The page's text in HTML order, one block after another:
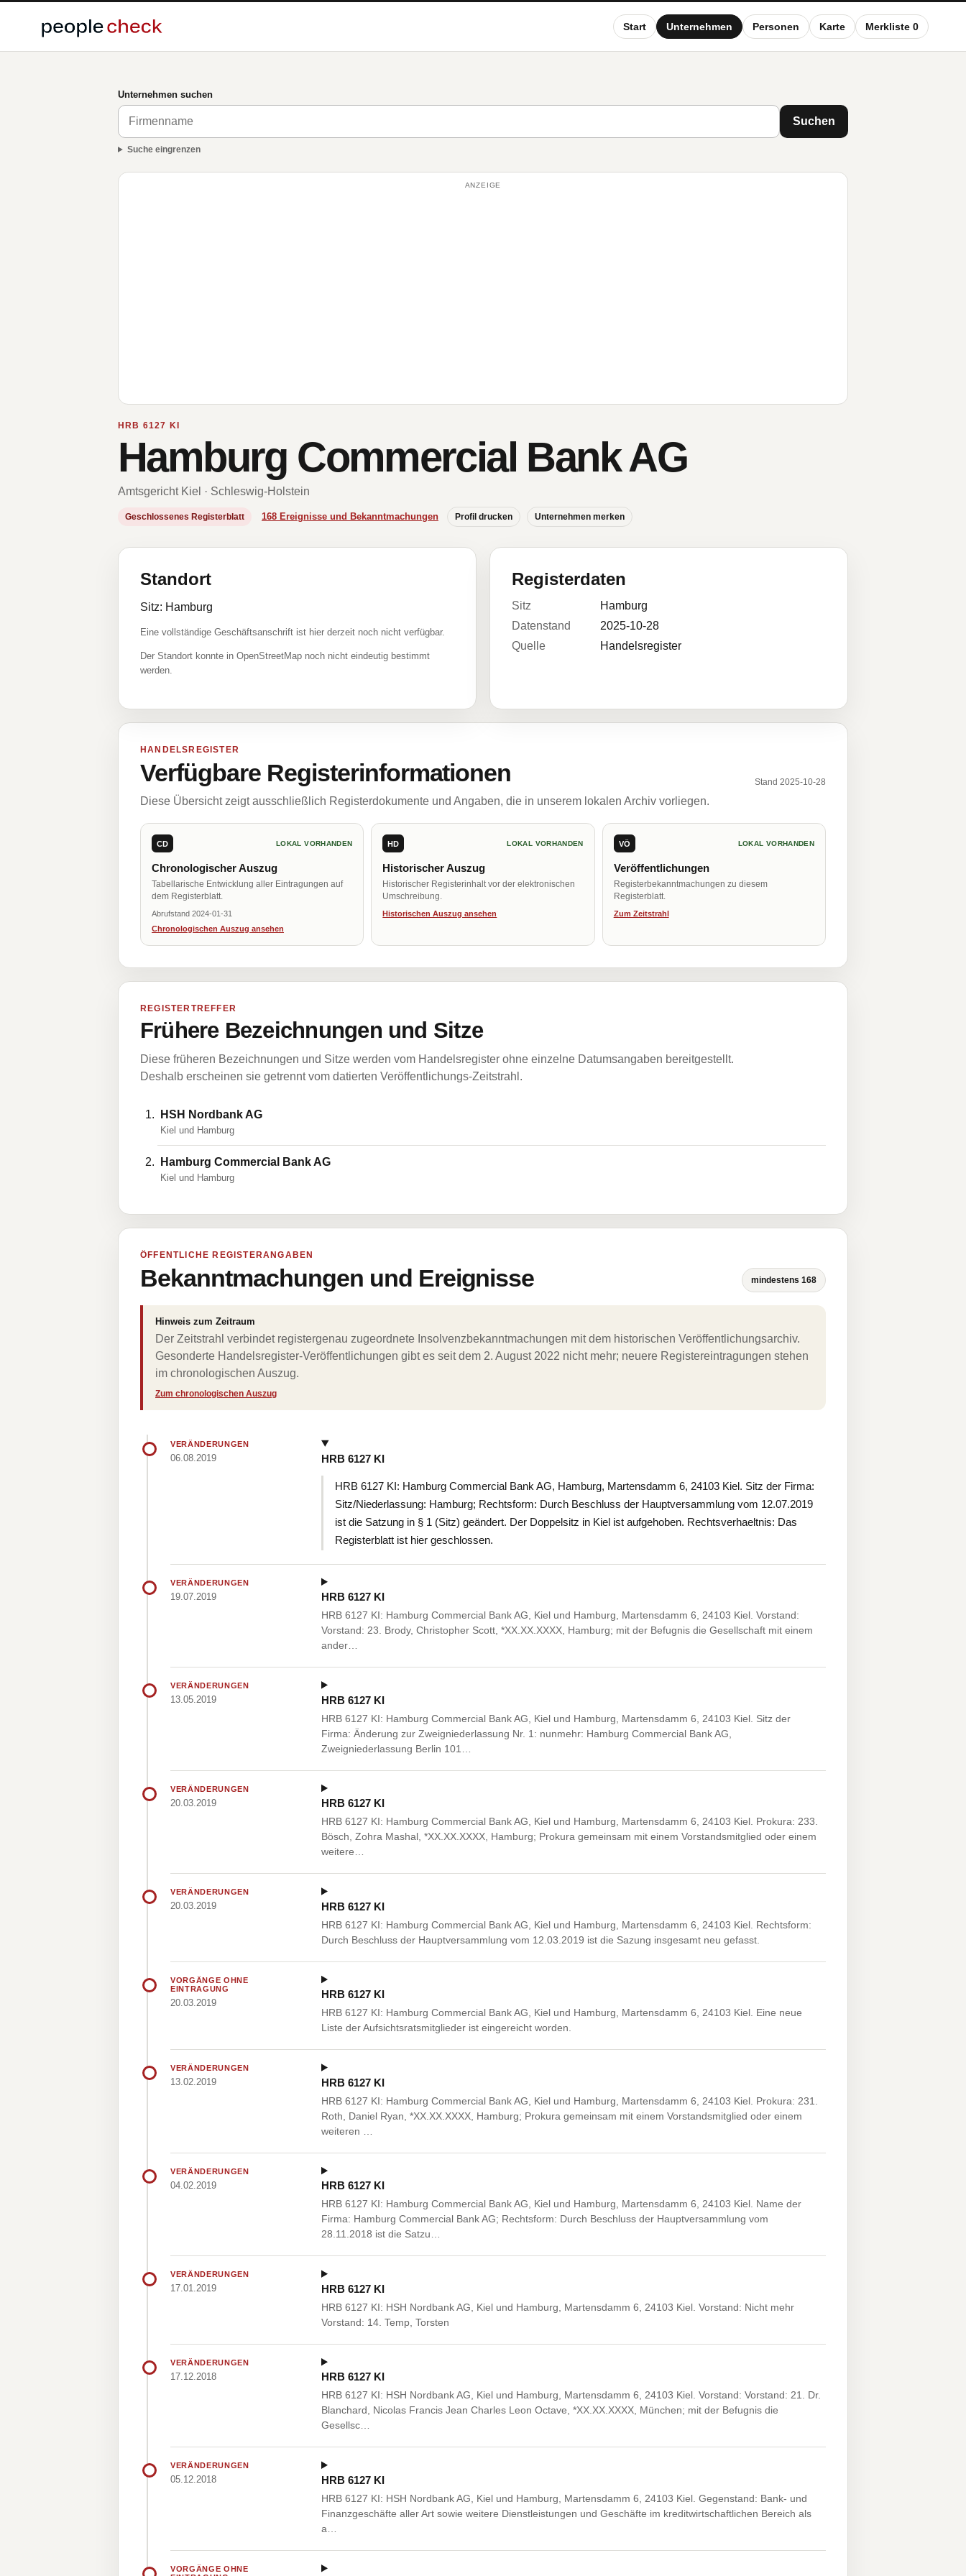
Start Unternehmen Personen Karte Merkliste 0
Unternehmen suchen
Suchen
Suche eingrenzen
ANZEIGE
HRB 6127 KI
Hamburg Commercial Bank AG
Amtsgericht Kiel · Schleswig-Holstein
Geschlossenes Registerblatt 168 Ereignisse und Bekanntmachungen Profil drucken Unternehmen merken
Standort
Sitz: Hamburg
Eine vollständige Geschäftsanschrift ist hier derzeit noch nicht verfügbar.
Der Standort konnte in OpenStreetMap noch nicht eindeutig bestimmt
werden.
Registerdaten
Sitz
Hamburg
Datenstand
2025-10-28
Quelle
Handelsregister
HANDELSREGISTER
Verfügbare Registerinformationen Stand 2025-10-28
Diese Übersicht zeigt ausschließlich Registerdokumente und Angaben, die in unserem lokalen Archiv vorliegen.
CD LOKAL VORHANDEN
Chronologischer Auszug
Tabellarische Entwicklung aller Eintragungen auf
dem Registerblatt.
Abrufstand 2024-01-31
Chronologischen Auszug ansehen
HD LOKAL VORHANDEN
Historischer Auszug
Historischer Registerinhalt vor der elektronischen
Umschreibung.
Historischen Auszug ansehen
VÖ LOKAL VORHANDEN
Veröffentlichungen
Registerbekanntmachungen zu diesem
Registerblatt.
Zum Zeitstrahl
REGISTERTREFFER
Frühere Bezeichnungen und Sitze
Diese früheren Bezeichnungen und Sitze werden vom Handelsregister ohne einzelne Datumsangaben bereitgestellt.
Deshalb erscheinen sie getrennt vom datierten Veröffentlichungs-Zeitstrahl.
HSH Nordbank AG
Kiel und Hamburg
Hamburg Commercial Bank AG
Kiel und Hamburg
ÖFFENTLICHE REGISTERANGABEN
Bekanntmachungen und Ereignisse mindestens 168
Hinweis zum Zeitraum
Der Zeitstrahl verbindet registergenau zugeordnete Insolvenzbekanntmachungen mit dem historischen Veröffentlichungsarchiv.
Gesonderte Handelsregister-Veröffentlichungen gibt es seit dem 2. August 2022 nicht mehr; neuere Registereintragungen stehen
im chronologischen Auszug.
Zum chronologischen Auszug
VERÄNDERUNGEN
06.08.2019 HRB 6127 KI
HRB 6127 KI: Hamburg Commercial Bank AG, Hamburg, Martensdamm 6, 24103 Kiel. Sitz der Firma:
Sitz/Niederlassung: Hamburg; Rechtsform: Durch Beschluss der Hauptversammlung vom 12.07.2019
ist die Satzung in § 1 (Sitz) geändert. Der Doppelsitz in Kiel ist aufgehoben. Rechtsverhaeltnis: Das
Registerblatt ist hier geschlossen.
VERÄNDERUNGEN
19.07.2019 HRB 6127 KI
HRB 6127 KI: Hamburg Commercial Bank AG, Kiel und Hamburg, Martensdamm 6, 24103 Kiel. Vorstand:
Vorstand: 23. Brody, Christopher Scott, *XX.XX.XXXX, Hamburg; mit der Befugnis die Gesellschaft mit einem
ander…
VERÄNDERUNGEN
13.05.2019 HRB 6127 KI
HRB 6127 KI: Hamburg Commercial Bank AG, Kiel und Hamburg, Martensdamm 6, 24103 Kiel. Sitz der
Firma: Änderung zur Zweigniederlassung Nr. 1: nunmehr: Hamburg Commercial Bank AG,
Zweigniederlassung Berlin 101…
VERÄNDERUNGEN
20.03.2019 HRB 6127 KI
HRB 6127 KI: Hamburg Commercial Bank AG, Kiel und Hamburg, Martensdamm 6, 24103 Kiel. Prokura: 233.
Bösch, Zohra Mashal, *XX.XX.XXXX, Hamburg; Prokura gemeinsam mit einem Vorstandsmitglied oder einem
weitere…
VERÄNDERUNGEN
20.03.2019 HRB 6127 KI
HRB 6127 KI: Hamburg Commercial Bank AG, Kiel und Hamburg, Martensdamm 6, 24103 Kiel. Rechtsform:
Durch Beschluss der Hauptversammlung vom 12.03.2019 ist die Sazung insgesamt neu gefasst.
VORGÄNGE OHNE
EINTRAGUNG
20.03.2019
HRB 6127 KI
HRB 6127 KI: Hamburg Commercial Bank AG, Kiel und Hamburg, Martensdamm 6, 24103 Kiel. Eine neue
Liste der Aufsichtsratsmitglieder ist eingereicht worden.
VERÄNDERUNGEN
13.02.2019 HRB 6127 KI
HRB 6127 KI: Hamburg Commercial Bank AG, Kiel und Hamburg, Martensdamm 6, 24103 Kiel. Prokura: 231.
Roth, Daniel Ryan, *XX.XX.XXXX, Hamburg; Prokura gemeinsam mit einem Vorstandsmitglied oder einem
weiteren …
VERÄNDERUNGEN
04.02.2019 HRB 6127 KI
HRB 6127 KI: Hamburg Commercial Bank AG, Kiel und Hamburg, Martensdamm 6, 24103 Kiel. Name der
Firma: Hamburg Commercial Bank AG; Rechtsform: Durch Beschluss der Hauptversammlung vom
28.11.2018 ist die Satzu…
VERÄNDERUNGEN
17.01.2019 HRB 6127 KI
HRB 6127 KI: HSH Nordbank AG, Kiel und Hamburg, Martensdamm 6, 24103 Kiel. Vorstand: Nicht mehr
Vorstand: 14. Temp, Torsten
VERÄNDERUNGEN
17.12.2018 HRB 6127 KI
HRB 6127 KI: HSH Nordbank AG, Kiel und Hamburg, Martensdamm 6, 24103 Kiel. Vorstand: Vorstand: 21. Dr.
Blanchard, Nicolas Francis Jean Charles Leon Octave, *XX.XX.XXXX, München; mit der Befugnis die
Gesellsc…
VERÄNDERUNGEN
05.12.2018 HRB 6127 KI
HRB 6127 KI: HSH Nordbank AG, Kiel und Hamburg, Martensdamm 6, 24103 Kiel. Gegenstand: Bank- und
Finanzgeschäfte aller Art sowie weitere Dienstleistungen und Geschäfte im kreditwirtschaftlichen Bereich als
a…
VORGÄNGE OHNE